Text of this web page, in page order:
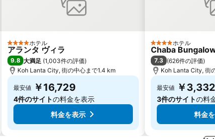
4 ホテルのランク
ホテル
アランタ ヴィラ
9.8 大満足 (1,003件の評価)
Koh Lanta City, 街の中心まで1.4 km
最安値 ￥16,729
4件のサイトの料金を表示
料金を表示
4 ホテルのランク
ホテル
Chaba
7.3 (626件の評価)
Koh Lanta City, 街
最安値 ￥3,332
3件のサイトの料
料金